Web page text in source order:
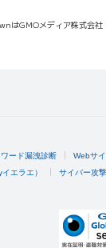
はGMOメディア株式会社
ード漏洩診断 Webサ
エラエ） サイバー攻